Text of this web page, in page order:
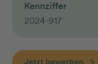
Kennziffer
2024-917
Jetzt bewerben